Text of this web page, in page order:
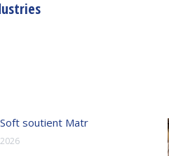
soutient Matr